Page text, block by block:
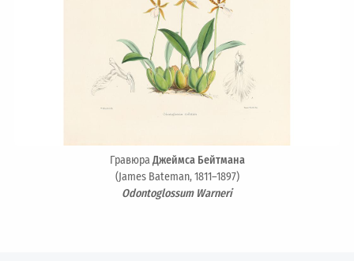
ГравюраДжеймса Бейтмана
(James Bateman, 1811–1897)
Odontoglossum Warneri